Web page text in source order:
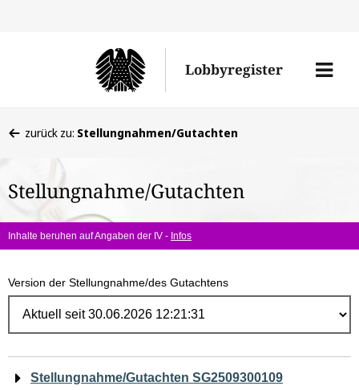
Lobbyregister
Menü
befinden
hier:
zurück zu: Stellungnahmen/Gutachten
Stellungnahme/Gutachten
Inhalte beruhen auf Angaben der IV - Infos
Version der Stellungnahme/des Gutachtens
Navigation
Stellungnahme/Gutachten SG2509300109